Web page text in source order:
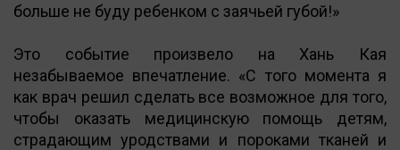
больше не буду ребенком с заячьей губой!»
Это событие произвело на Хань Кая
незабываемое впечатление. «С того момента я
как врач решил сделать все возможное для того,
чтобы оказать медицинскую помощь детям,
страдающим уродствами и пороками тканей и